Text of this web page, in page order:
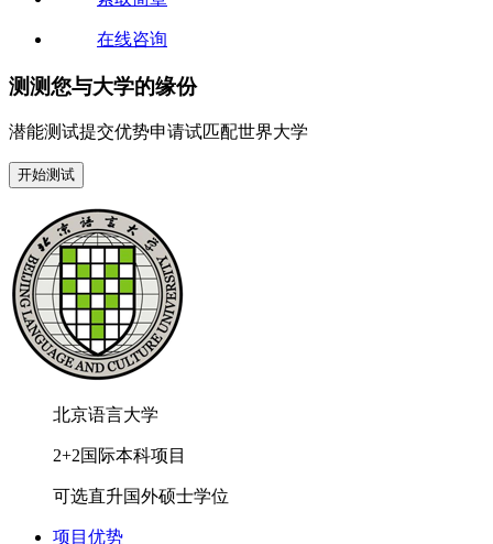
在线咨询
测测您与大学的缘份
潜能测试提交优势申请试匹配世界大学
开始测试
北京语言大学
2+2国际本科项目
可选直升国外硕士学位
项目优势